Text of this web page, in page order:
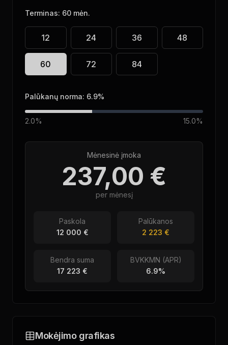
Terminas: 60 mėn.
12 24 36 48
60 72 84
Palūkanų norma: 6.9%
2.0% 15.0%
Mėnesinė įmoka
237,00 €
per mėnesį
Paskola
12 000 €
Palūkanos
2 223 €
Bendra suma
17 223 €
BVKKMN (APR)
6.9%
Mokėjimo grafikas